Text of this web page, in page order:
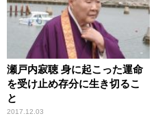
瀬戸内寂聴 身に起こった運命
を受け止め存分に生き切るこ
と
2017.12.03